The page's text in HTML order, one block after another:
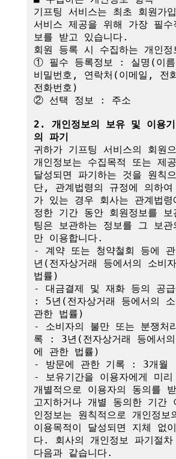
기프팅 서비스는 최초 회원가
서비스 제공을 위해 가장 필수
보를 받고 있습니다.
회원 등록 시 수집하는 개인정
① 필수 등록정보 : 실명(이
비밀번호, 연락처(이메일, 전
전화번호)
② 선택 정보 : 주소
2. 개인정보의 보유 및 이용
의 파기
귀하가 기프팅 서비스의 회원
개인정보는 수집목적 또는 제
달성되면 파기하는 것을 원칙
단, 관계법령의 규정에 의하
가 있는 경우 회사는 관계법
정한 기간 동안 회원정보를 보
팅은 보관하는 정보를 그 보관
만 이용합니다.
- 계약 또는 청약철회 등에
년(전자상거래 등에서의 소비
법률)
- 대금결제 및 재화 등의 공
: 5년(전자상거래 등에서의 소
관한 법률)
- 소비자의 불만 또는 분쟁처
록 : 3년(전자상거래 등에서의
에 관한 법률)
- 방문에 관한 기록 : 3개월
- 보유기간을 이용자에게 미리
개별적으로 이용자의 동의를
고지하거나 개별 동의한 기간
인정보는 원칙적으로 개인정
이용목적이 달성되면 지체 없
다. 회사의 개인정보 파기절
다음과 같습니다.